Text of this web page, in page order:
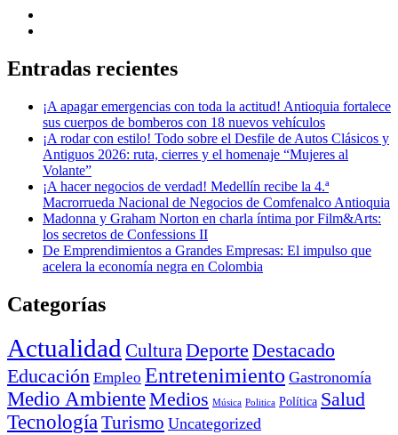
Entradas recientes
¡A apagar emergencias con toda la actitud! Antioquia fortalece
sus cuerpos de bomberos con 18 nuevos vehículos
¡A rodar con estilo! Todo sobre el Desfile de Autos Clásicos y
Antiguos 2026: ruta, cierres y el homenaje “Mujeres al
Volante”
¡A hacer negocios de verdad! Medellín recibe la 4.ª
Macrorrueda Nacional de Negocios de Comfenalco Antioquia
Madonna y Graham Norton en charla íntima por Film&Arts:
los secretos de Confessions II
De Emprendimientos a Grandes Empresas: El impulso que
acelera la economía negra en Colombia
Categorías
Actualidad CulturaDeporte Destacado
Educación Empleo Entretenimiento Gastronomía
Medio AmbienteMedios Música Politica Política Salud
TecnologíaTurismo Uncategorized